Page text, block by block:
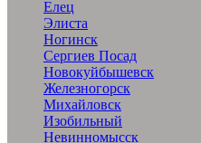
Елец
Элиста
Ногинск
Сергиев Посад
Новокуйбышевск
Железногорск
Михайловск
Изобильный
Невинномысск